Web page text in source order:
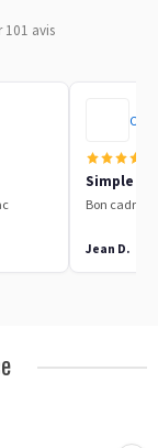
101 avis
Simple a
Bon cadre
Jean D.